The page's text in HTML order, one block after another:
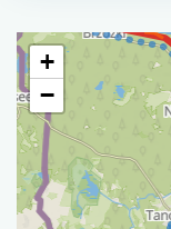
+
−